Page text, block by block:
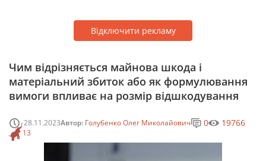
Відключити рекламу
Чим відрізняється майнова шкода і
матеріальний збиток або як формулювання
вимоги впливає на розмір відшкодування
28.11.2023Автор: Голубенко Олег Миколайович
13
0 19766